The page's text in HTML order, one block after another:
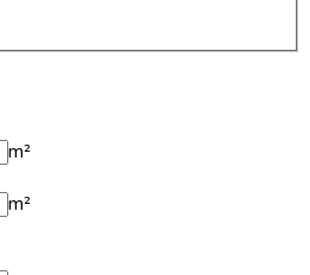
m²
m²